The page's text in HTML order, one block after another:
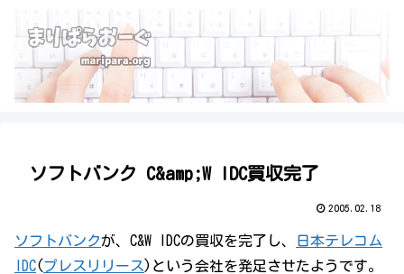
ソフトバンク C&amp;W IDC買収完了
2005.02.18
ソフトバンクが、C&W IDCの買収を完了し、
日本テレコム
IDC(プレスリリース )という会社を発足させたようです。